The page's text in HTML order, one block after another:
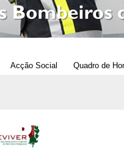
Acção Social Quadro de